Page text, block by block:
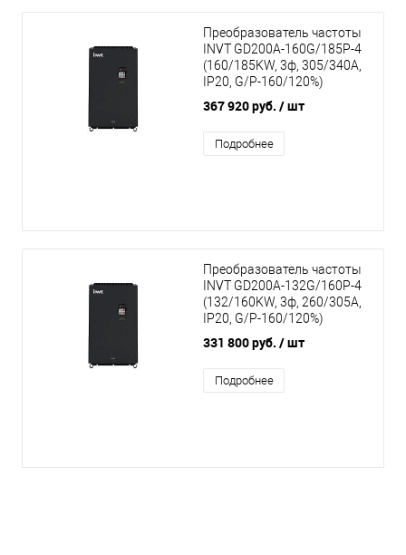
Преобразователь частоты
INVT GD200A-160G/185P-4
(160/185KW, 3ф, 305/340A,
IP20, G/P-160/120%)
367 920 руб. / шт
Подробнее
Преобразователь частоты
INVT GD200A-132G/160P-4
(132/160KW, 3ф, 260/305A,
IP20, G/P-160/120%)
331 800 руб. / шт
Подробнее